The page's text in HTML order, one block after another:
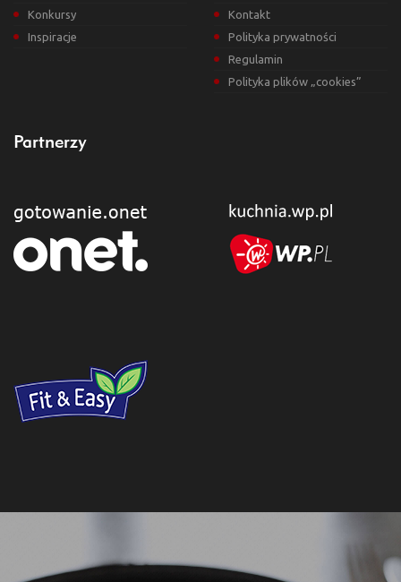
Konkursy
Inspiracje
Kontakt
Polityka prywatności
Regulamin
Polityka plików „cookies”
Partnerzy